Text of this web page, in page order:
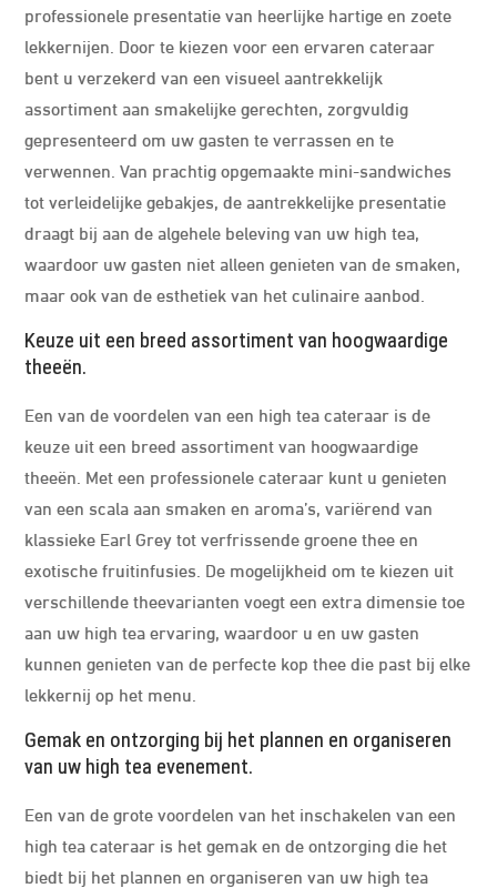
professionele presentatie van heerlijke hartige en zoete
lekkernijen. Door te kiezen voor een ervaren cateraar
bent u verzekerd van een visueel aantrekkelijk
assortiment aan smakelijke gerechten, zorgvuldig
gepresenteerd om uw gasten te verrassen en te
verwennen. Van prachtig opgemaakte mini-sandwiches
tot verleidelijke gebakjes, de aantrekkelijke presentatie
draagt bij aan de algehele beleving van uw high tea,
waardoor uw gasten niet alleen genieten van de smaken,
maar ook van de esthetiek van het culinaire aanbod.
Keuze uit een breed assortiment van hoogwaardige
theeën.
Een van de voordelen van een high tea cateraar is de
keuze uit een breed assortiment van hoogwaardige
theeën. Met een professionele cateraar kunt u genieten
van een scala aan smaken en aroma’s, variërend van
klassieke Earl Grey tot verfrissende groene thee en
exotische fruitinfusies. De mogelijkheid om te kiezen uit
verschillende theevarianten voegt een extra dimensie toe
aan uw high tea ervaring, waardoor u en uw gasten
kunnen genieten van de perfecte kop thee die past bij elke
lekkernij op het menu.
Gemak en ontzorging bij het plannen en organiseren
van uw high tea evenement.
Een van de grote voordelen van het inschakelen van een
high tea cateraar is het gemak en de ontzorging die het
biedt bij het plannen en organiseren van uw high tea